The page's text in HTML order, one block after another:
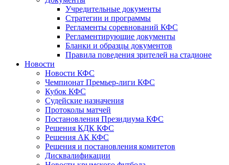
Учредительные документы
Стратегии и программы
Регламенты соревнований КФС
Регламентирующие документы
Бланки и образцы документов
Правила поведения зрителей на стадионе
Новости
Новости КФС
Чемпионат Премьер-лиги КФС
Кубок КФС
Судейские назначения
Протоколы матчей
Постановления Президиума КФС
Решения КДК КФС
Решения АК КФС
Решения и постановления комитетов
Дисквалификации